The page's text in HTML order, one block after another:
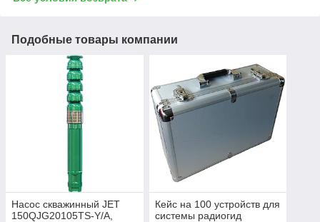
Подобные товары компании
Насос скважинный JET
150QJG20105TS-Y/A,
Кейс на 100 устройств для
системы радиогид